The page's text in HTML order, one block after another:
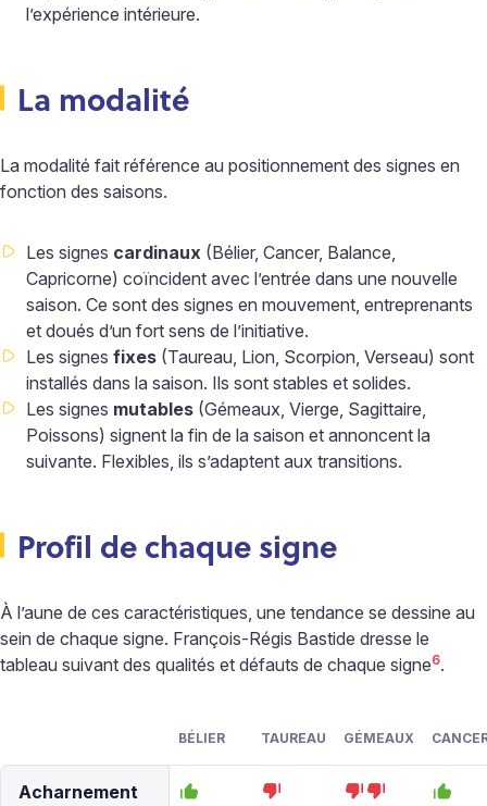
l’expérience intérieure.
La modalité
La modalité fait référence au positionnement des signes en
fonction des saisons.
Les signes cardinaux (Bélier, Cancer, Balance,
Capricorne) coïncident avec l’entrée dans une nouvelle
saison. Ce sont des signes en mouvement, entreprenants
et doués d’un fort sens de l’initiative.
Les signes fixes (Taureau, Lion, Scorpion, Verseau) sont
installés dans la saison. Ils sont stables et solides.
Les signes mutables (Gémeaux, Vierge, Sagittaire,
Poissons) signent la fin de la saison et annoncent la
suivante. Flexibles, ils s’adaptent aux transitions.
Profil de chaque signe
À l’aune de ces caractéristiques, une tendance se dessine au
sein de chaque signe. François-Régis Bastide dresse le
tableau suivant des qualités et défauts de chaque signe6.
BÉLIER TAUREAU GÉMEAUX
Acharnement